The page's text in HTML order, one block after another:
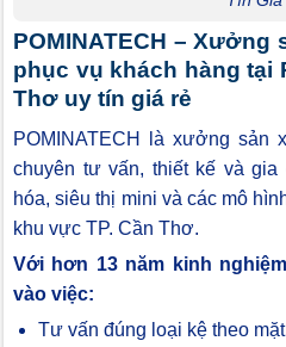
POMINATECH –
phục vụ khách hàng tại
Thơ uy tín giá rẻ
POMINATECH là xưởng sản
chuyên tư vấn, thiết kế và
hóa, siêu thị mini và các mô
khu vực TP. Cần Thơ.
Với hơn 13 năm kinh
vào việc:
Tư vấn đúng loại kệ theo